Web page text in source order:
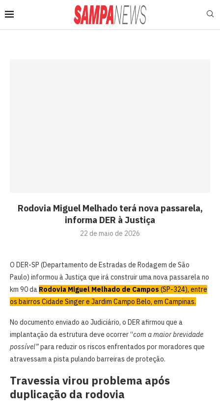
Rodovia Miguel Melhado terá nova passarela,
informa DER à Justiça
22 de maio de 2026
O DER-SP (Departamento de Estradas de Rodagem de São
Paulo) informou à Justiça que irá construir uma nova passarela no
km 90 da Rodovia Miguel Melhado de Campos (SP-324), entre
os bairros Cidade Singer e Jardim Campo Belo, em Campinas.
No documento enviado ao Judiciário, o DER afirmou que a
implantação da estrutura deve ocorrer “com a maior brevidade
possível”para reduzir os riscos enfrentados por moradores que
atravessam a pista pulando barreiras de proteção.
Travessia virou problema após
duplicação da rodovia